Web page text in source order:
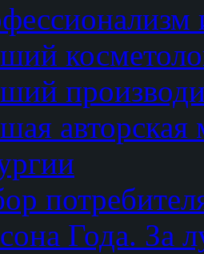
авторская
Года. За